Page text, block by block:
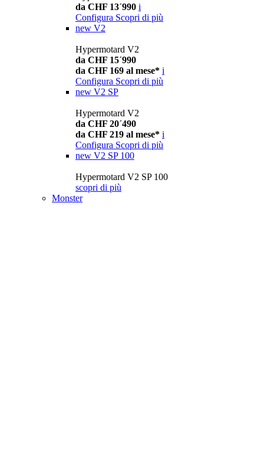
da CHF 13´990 i
Configura Scopri di più
new V2
Hypermotard V2
da CHF 15´990
da CHF 169 al mese* i
Configura Scopri di più
new V2 SP
Hypermotard V2
da CHF 20´490
da CHF 219 al mese* i
Configura Scopri di più
new V2 SP 100
Hypermotard V2 SP 100
scopri di più
Monster